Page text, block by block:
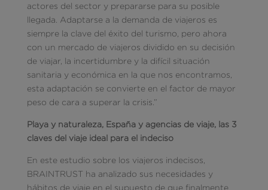
actores del sector y prepararse para su posible
llegada. Adaptarse a la demanda de viajeros es
siempre la clave del éxito del turismo, pero ahora
con un mercado de viajeros dividido en su decisión
de viajar, la incertidumbre y la difícil situación
sanitaria y económica en la que nos encontramos,
esta adaptación se convierte en el factor de mayor
peso de cara a superar la crisis.”
Playa y naturaleza, España y agencias de viaje, las 3
claves del viaje ideal para el indeciso
En este estudio sobre los viajeros indecisos,
BRAINTRUST ha analizado sus necesidades y
hábitos de viaje en el supuesto de que finalmente